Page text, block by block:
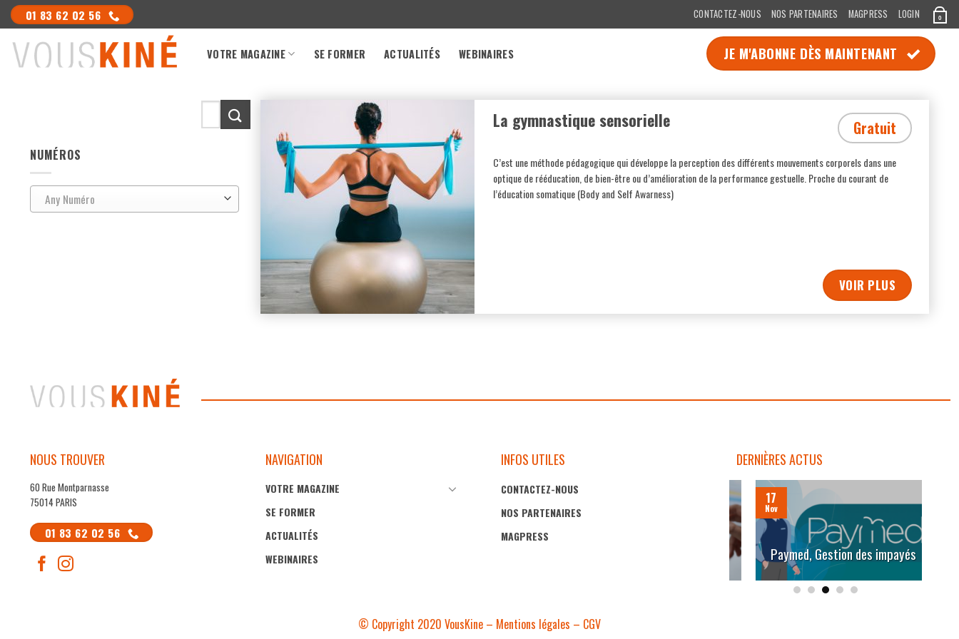
Skip
to
content
01 83 62 02 56 CONTACTEZ-NOUS NOS PARTENAIRES MAGPRESS LOGIN 0
VOTRE MAGAZINE SE FORMER ACTUALITÉS WEBINAIRES JE M'ABONNE DÈS MAINTENANT
Search
for:
NUMÉROS
Any Numéro
La gymnastique sensorielle Gratuit
C’est une méthode pédagogique qui développe la perception des différents mouvements corporels dans une
optique de rééducation, de bien-être ou d’amélioration de la performance gestuelle. Proche du courant de
l’éducation somatique (Body and Self Awarness)
VOIR PLUS
NOUS TROUVER
60 Rue Montparnasse
75014 PARIS
01 83 62 02 56
NAVIGATION
VOTRE MAGAZINE
SE FORMER
ACTUALITÉS
WEBINAIRES
INFOS UTILES
CONTACTEZ-NOUS
NOS PARTENAIRES
MAGPRESS
DERNIÈRES ACTUS
Maiia Gestion pour les kinés :
Maiia Gestion pour les kinés :
11
Juin
Paymed, Gestion des impayés
© Copyright 2020 VousKine – Mentions légales – CGV